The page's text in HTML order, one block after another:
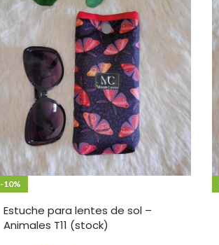
-10%
Estuche para lentes de sol –
Animales T11 (stock)